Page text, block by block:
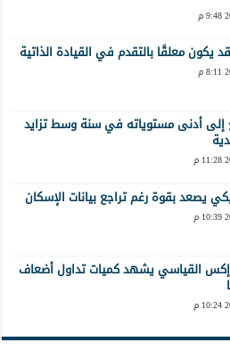
يكون معلقًا بالتقدم في القيادة الذاتية
إلى أدنى مستوياته في سنة وسط تزايد
يصعد بقوة رغم تراجع بيانات الإسكان
القياسي يشهد كميات تداول أضعاف